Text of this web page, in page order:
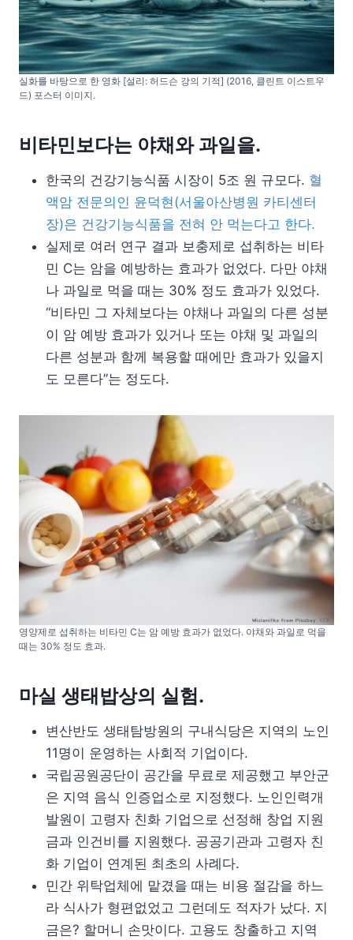
실화를 바탕으로 한 영화 [설리: 허드슨 강의 기적] (2016, 클린트 이스트우
드) 포스터 이미지.
비타민보다는 야채와 과일을.
한국의 건강기능식품 시장이 5조 원 규모다. 혈
액암 전문의인 윤덕현(서울아산병원 카티센터
장)은 건강기능식품을 전혀 안 먹는다고 한다.
실제로 여러 연구 결과 보충제로 섭취하는 비타
민 C는 암을 예방하는 효과가 없었다. 다만 야채
나 과일로 먹을 때는 30% 정도 효과가 있었다.
“비타민 그 자체보다는 야채나 과일의 다른 성분
이 암 예방 효과가 있거나 또는 야채 및 과일의
다른 성분과 함께 복용할 때에만 효과가 있을지
도 모른다”는 정도다.
영양제로 섭취하는 비타민 C는 암 예방 효과가 없었다. 야채와 과일로 먹을
때는 30% 정도 효과.
마실 생태밥상의 실험.
변산반도 생태탐방원의 구내식당은 지역의 노인
11명이 운영하는 사회적 기업이다.
국립공원공단이 공간을 무료로 제공했고 부안군
은 지역 음식 인증업소로 지정했다. 노인인력개
발원이 고령자 친화 기업으로 선정해 창업 지원
금과 인건비를 지원했다. 공공기관과 고령자 친
화 기업이 연계된 최초의 사례다.
민간 위탁업체에 맡겼을 때는 비용 절감을 하느
라 식사가 형편없었고 그런데도 적자가 났다. 지
금은? 할머니 손맛이다. 고용도 창출하고 지역